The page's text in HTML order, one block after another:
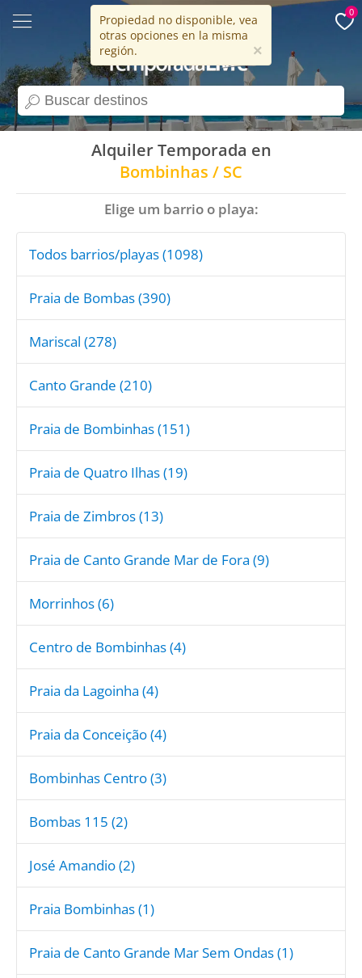
search
15 años
0
Propiedad no disponible, vea
otras opciones en la misma
región.
×
Alquiler Temporada en
Bombinhas / SC
Elige um barrio o playa:
Todos barrios/playas (1098)
Praia de Bombas (390)
Mariscal (278)
Canto Grande (210)
Praia de Bombinhas (151)
Praia de Quatro Ilhas (19)
Praia de Zimbros (13)
Praia de Canto Grande Mar de Fora (9)
Morrinhos (6)
Centro de Bombinhas (4)
Praia da Lagoinha (4)
Praia da Conceição (4)
Bombinhas Centro (3)
Bombas 115 (2)
José Amandio (2)
Praia Bombinhas (1)
Praia de Canto Grande Mar Sem Ondas (1)